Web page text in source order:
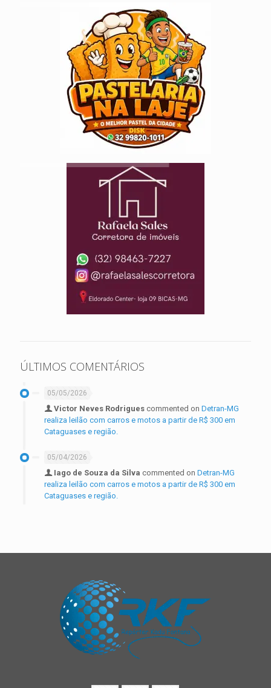
ÚLTIMOS COMENTÁRIOS
05/05/2026
Victor Neves Rodrigues commented on Detran-MG
realiza leilão com carros e motos a partir de R$ 300 em
Cataguases e região.
05/04/2026
Iago de Souza da Silva commented on Detran-MG
realiza leilão com carros e motos a partir de R$ 300 em
Cataguases e região.